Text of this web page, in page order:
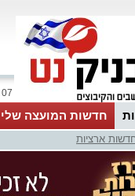
07 אוגוסט 2026 / 11:47
חדשות המועצה שלי
לוח טיפים והמלצותארציות